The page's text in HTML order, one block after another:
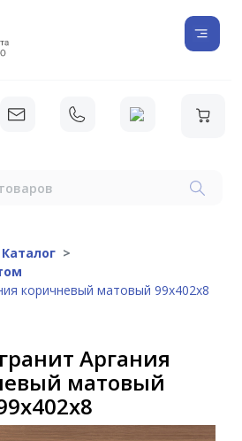
Каталог
коричневый матовый 99x402x8
Аргания
матовый